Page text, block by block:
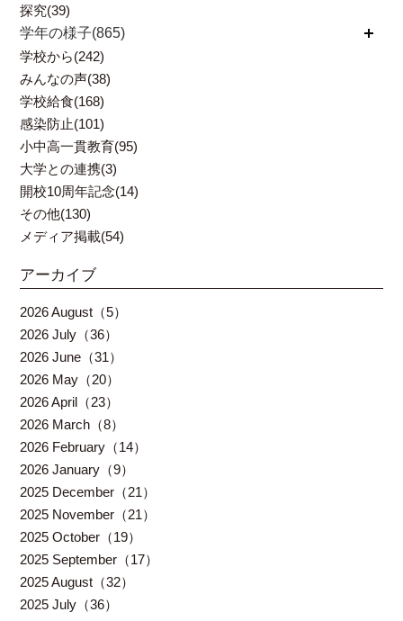
探究(39)
学年の様子(865)
開く
学校から(242)
みんなの声(38)
学校給食(168)
感染防止(101)
小中高一貫教育(95)
大学との連携(3)
開校10周年記念(14)
その他(130)
メディア掲載(54)
アーカイブ
2026 August（5）
2026 July（36）
2026 June（31）
2026 May（20）
2026 April（23）
2026 March（8）
2026 February（14）
2026 January（9）
2025 December（21）
2025 November（21）
2025 October（19）
2025 September（17）
2025 August（32）
2025 July（36）